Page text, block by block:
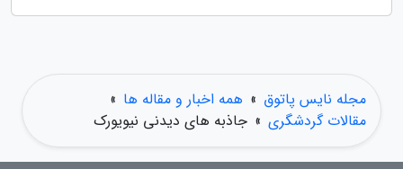
مجله نایس پاتوق » همه اخبار و مقاله ها »
مقالات گردشگری » جاذبه های دیدنی نیویورک